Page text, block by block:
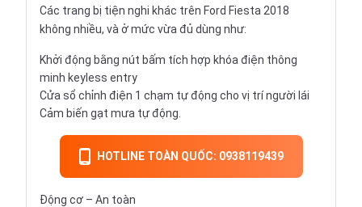
Các trang bị tiện nghi khác trên Ford Fiesta 2018
không nhiều, và ở mức vừa đủ dùng như:
Khởi động bằng nút bấm tích hợp khóa điện thông
minh keyless entry
Cửa sổ chỉnh điện 1 chạm tự động cho vị trí người lái
Cảm biến gạt mưa tự động.
HOTLINE TOÀN QUỐC: 0938119439
Động cơ – An toàn